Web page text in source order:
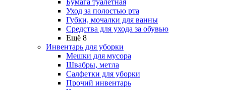
Бумага туалетная
Уход за полостью рта
Губки, мочалки для ванны
Средства для ухода за обувью
Ещё 8
Инвентарь для уборки
Мешки для мусора
Швабры, метла
Салфетки для уборки
Прочий инвентарь